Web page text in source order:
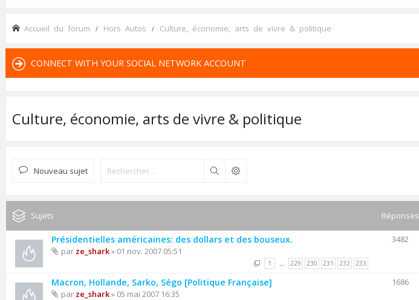
Accueil du forum Hors Autos Culture, économie, arts de vivre & politique
CONNECT WITH YOUR SOCIAL NETWORK ACCOUNT
Culture, économie, arts de vivre & politique
Nouveau sujet Rechercher
Sujets Réponses
Présidentielles américaines: des dollars et des bouseux.
par ze_shark» 01 nov. 2007 05:51
1 … 229 230 231 232 233
3482
Macron, Hollande, Sarko, Ségo [Politique Française]
par ze_shark» 05 mai 2007 16:35
1686